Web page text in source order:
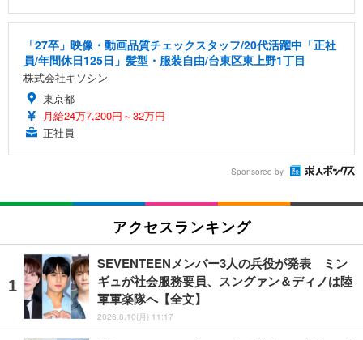
「27卒」映像・動画品質チェックスタッフ/20代活躍中「正社
員/年間休日125日」髪型・服装自由/台東区東上野1丁目
株式会社キソシン
東京都
月給24万7,200円～32万円
正社員
Sponsored by
アクセスランキング
SEVENTEENメンバー3人の兵役が発表 ミン
ギュが社会服務要員、スングァン＆ディノは陸
軍軍楽隊へ【全文】
2026.8.10(月) 11:17